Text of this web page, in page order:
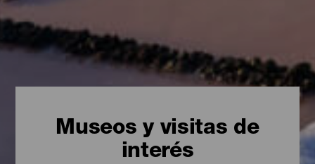
Museos y visitas de
interés